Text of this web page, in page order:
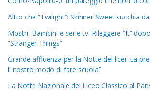
Altro che “Twilight”: Skinner Sweet succhia
Mostri, Bambini e serie tv. Rileggere “It”
“Stranger Things”
Grande affluenza per la Notte dei licei. La
il nostro modo di fare scuola”
La Notte Nazionale del Liceo Classico al